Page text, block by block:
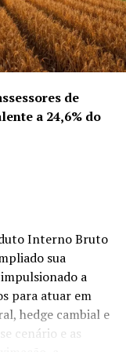
os desafios da
dores em
de
a 24,6% do
Interno Bruto
sua
a
para atuar em
hedge cambial e
cenário e as